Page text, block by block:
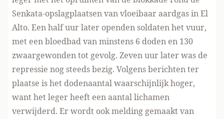
Senkata-opslagplaatsen van vloeibaar aardgas in El
Alto. Een half uur later openden soldaten het vuur,
met een bloedbad van minstens 6 doden en 130
zwaargewonden tot gevolg. Zeven uur later was de
repressie nog steeds bezig. Volgens berichten ter
plaatse is het dodenaantal waarschijnlijk hoger,
want het leger heeft een aantal lichamen
verwijderd. Er wordt ook melding gemaakt van